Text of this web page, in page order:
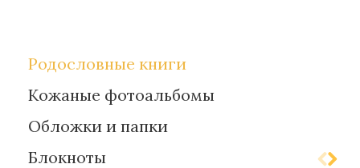
Родословные книги
Кожаные фотоальбомы
Обложки и папки
Блокноты